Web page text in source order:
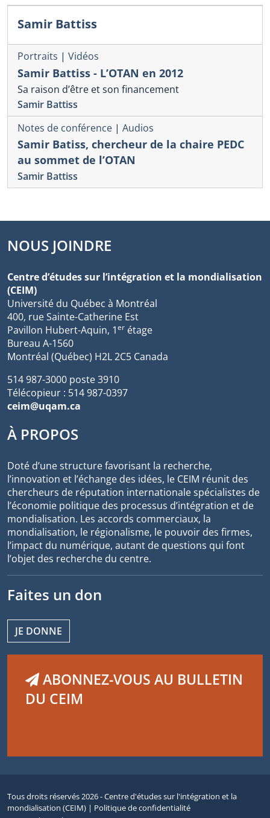
Samir Battiss
Portraits | Vidéos
Samir Battiss - L’OTAN en 2012
Sa raison d’être et son financement
Samir Battiss
Notes de conférence | Audios
Samir Batiss, chercheur de la chaire PEDC
au sommet de l’OTAN
Samir Battiss
NOUS JOINDRE
Centre d’études sur l’intégration et la mondialisation
(CEIM)
Université du Québec à Montréal
400, rue Sainte-Catherine Est
Pavillon Hubert-Aquin, 1er étage
Bureau A-1560
Montréal (Québec) H2L 2C5 Canada
514 987-3000 poste 3910
Télécopieur : 514 987-0397
ceim@uqam.ca
À PROPOS
Doté d’une structure favorisant la recherche,
l’innovation et l’échange des idées, le CEIM réunit des
chercheurs de réputation internationale spécialistes de
l’économie politique des processus d’intégration et de
mondialisation. Les accords commerciaux, la
mondialisation, le régionalisme, le pouvoir des firmes,
l’impact du numérique, autant de questions qui font
l’objet des recherche du centre.
Faites un don
JE DONNE
ABONNEZ-VOUS AU BULLETIN
DU CEIM
Tous droits réservés 2026 - Centre d'études sur l'intégration et la
mondialisation (CEIM) | Politique de confidentialité